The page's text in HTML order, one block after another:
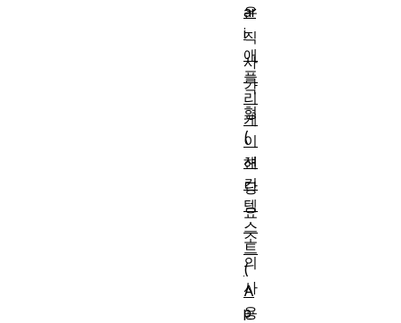
은
직
사
각
형
(
해
당
요
소
의
사
용
ar
i
애
플
리
케
이
션
컨
텍
스
트
(
A
p